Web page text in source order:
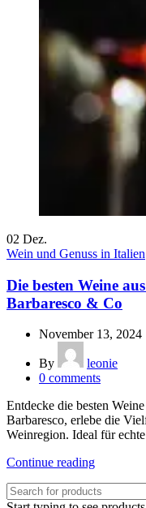
02 Dez.
Wein und Genuss in Italien
Die besten Weine
Barbaresco & Co
November 13, 2024
By
leonie
0 comments
Entdecke die besten
Barbaresco, erlebe die
Weinregion. Ideal für
Continue reading